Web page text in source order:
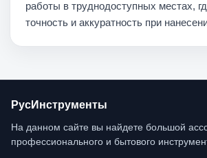
работы в труднодоступных местах,
точность и аккуратность при
РусИнструменты
На данном сайте вы найдете большой
профессионального и бытового